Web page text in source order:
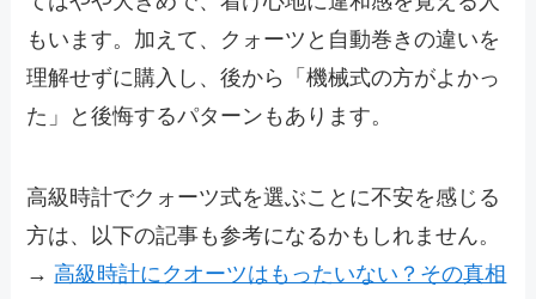
もいます。加えて、クォーツと自動巻きの違いを
理解せずに購入し、後から「機械式の方がよかっ
た」と後悔するパターンもあります。
高級時計でクォーツ式を選ぶことに不安を感じる
方は、以下の記事も参考になるかもしれません。
→高級時計にクオーツはもったいない？その真相